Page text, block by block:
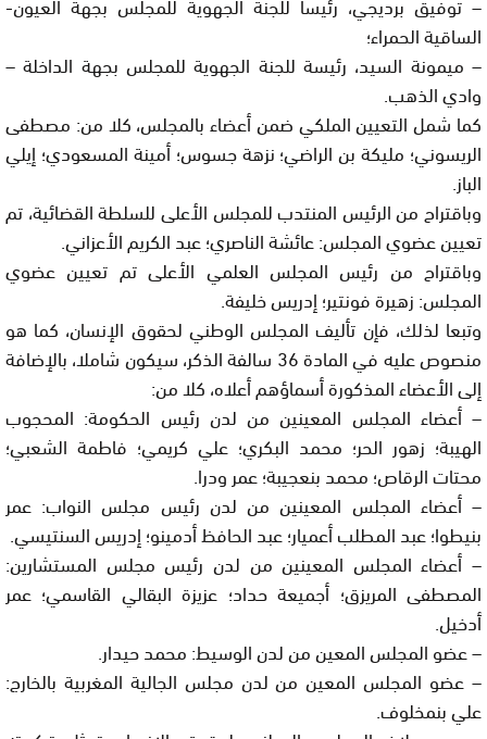
الساقية الحمراء؛
– ميمونة السيد، رئيسة للجنة الجهوية للمجلس بجهة الداخلة –
وادي الذهب.
كما شمل التعيين الملكي ضمن أعضاء بالمجلس، كلا من: مصطفى
الريسوني؛ مليكة بن الراضي؛ نزهة جسوس؛ أمينة المسعودي؛ إيلي
الباز.
وباقتراح من الرئيس المنتدب للمجلس الأعلى للسلطة القضائية، تم
تعيين عضوي المجلس: عائشة الناصري؛ عبد الكريم الأعزاني.
وباقتراح من رئيس المجلس العلمي الأعلى تم تعيين عضوي
المجلس: زهيرة فونتير؛ إدريس خليفة.
وتبعا لذلك، فإن تأليف المجلس الوطني لحقوق الإنسان، كما هو
منصوص عليه في المادة 36 سالفة الذكر، سيكون شاملا، بالإضافة
إلى الأعضاء المذكورة أسماؤهم أعلاه، كلا من:
– أعضاء المجلس المعينين من لدن رئيس الحكومة: المحجوب
الهيبة؛ زهور الحر؛ محمد البكري؛ علي كريمي؛ فاطمة الشعبي؛
محتات الرقاص؛ محمد بنعجيبة؛ عمر ودرا.
– أعضاء المجلس المعينين من لدن رئيس مجلس النواب: عمر
بنيطوا؛ عبد المطلب أعميار؛ عبد الحافظ أدمينو؛ إدريس السنتيسي.
– أعضاء المجلس المعينين من لدن رئيس مجلس المستشارين:
المصطفى المريزق؛ أجميعة حداد؛ عزيزة البقالي القاسمي؛ عمر
أدخيل.
– عضو المجلس المعين من لدن الوسيط: محمد حيدار.
– عضو المجلس المعين من لدن مجلس الجالية المغربية بالخارج:
علي بنمخلوف.